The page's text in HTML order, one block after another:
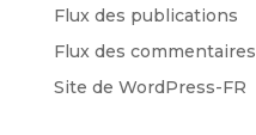
Flux des publications
Flux des commentaires
Site de WordPress-FR